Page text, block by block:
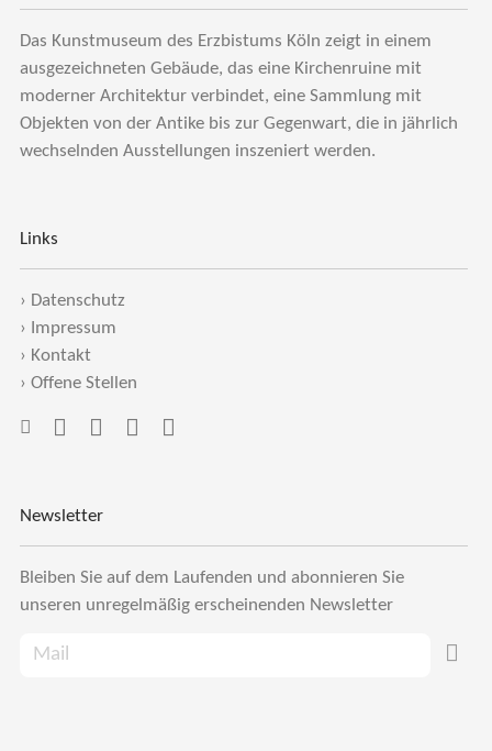
Das Kunstmuseum des Erzbistums Köln zeigt in einem
ausgezeichneten Gebäude, das eine Kirchenruine mit
moderner Architektur verbindet, eine Sammlung mit
Objekten von der Antike bis zur Gegenwart, die in jährlich
wechselnden Ausstellungen inszeniert werden.
Links
› Datenschutz
›
Impressum
› Kontakt
› Offene Stellen
Newsletter
Bleiben Sie auf dem Laufenden und abonnieren Sie
unseren unregelmäßig erscheinenden Newsletter